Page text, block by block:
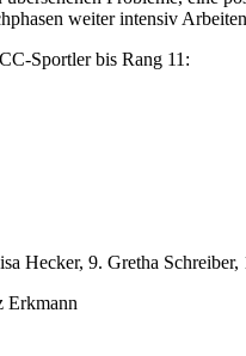
weiter intensiv
Sportler bis Rang 11:
Hecker, 9. Gretha Schreiber,
Erkmann